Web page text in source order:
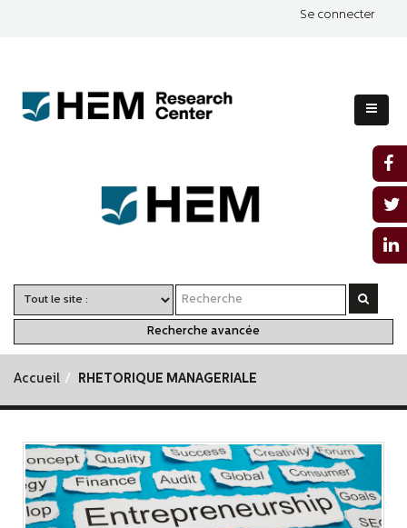
Se connecter
Recherche avancée
Accueil RHETORIQUE MANAGERIALE